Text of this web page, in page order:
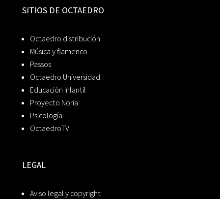
SITIOS DE OCTAEDRO
Octaedro distribución
Música y flamenco
Passos
Octaedro Universidad
Educación Infantil
Proyecto Noria
Psicología
OctaedroTV
LEGAL
Aviso legal y copyright